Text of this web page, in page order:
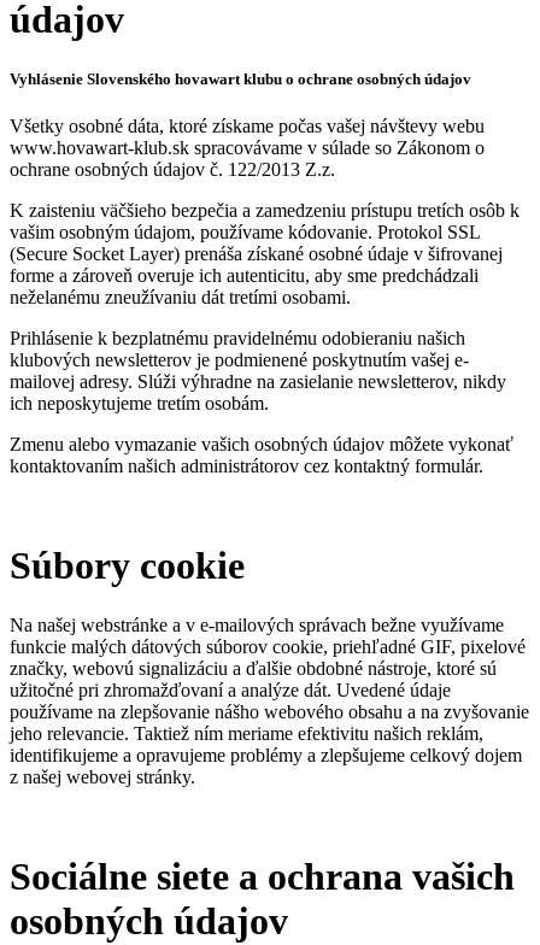
údajov
Vyhlásenie Slovenského hovawart klubu o ochrane osobných údajov
Všetky osobné dáta, ktoré získame počas vašej návštevy webu
www.hovawart-klub.sk spracovávame v súlade so Zákonom o
ochrane osobných údajov č. 122/2013 Z.z.
K zaisteniu väčšieho bezpečia a zamedzeniu prístupu tretích osôb k
vašim osobným údajom, používame kódovanie. Protokol SSL
(Secure Socket Layer) prenáša získané osobné údaje v šifrovanej
forme a zároveň overuje ich autenticitu, aby sme predchádzali
neželanému zneužívaniu dát tretími osobami.
Prihlásenie k bezplatnému pravidelnému odobieraniu našich
klubových newsletterov je podmienené poskytnutím vašej e-
mailovej adresy. Slúži výhradne na zasielanie newsletterov, nikdy
ich neposkytujeme tretím osobám.
Zmenu alebo vymazanie vašich osobných údajov môžete vykonať
kontaktovaním našich administrátorov cez kontaktný formulár.
Súbory cookie
Na našej webstránke a v e-mailových správach bežne využívame
funkcie malých dátových súborov cookie, priehľadné GIF, pixelové
značky, webovú signalizáciu a ďalšie obdobné nástroje, ktoré sú
užitočné pri zhromažďovaní a analýze dát. Uvedené údaje
používame na zlepšovanie nášho webového obsahu a na zvyšovanie
jeho relevancie. Taktiež ním meriame efektivitu našich reklám,
identifikujeme a opravujeme problémy a zlepšujeme celkový dojem
z našej webovej stránky.
Sociálne siete a ochrana vašich
osobných údajov